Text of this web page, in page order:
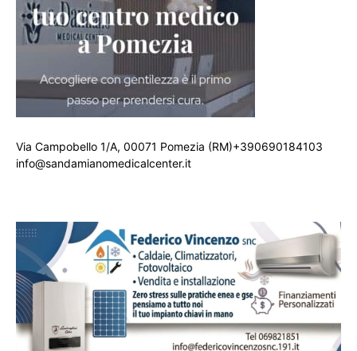
Via Campobello 1/A, 00071 Pomezia (RM)+390690184103
info@sandamianomedicalcenter.it